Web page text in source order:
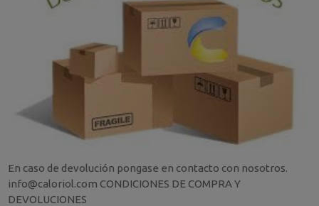
En caso de devolución pongase en contacto con nosotros.
info@caloriol.com CONDICIONES DE COMPRA Y
DEVOLUCIONES